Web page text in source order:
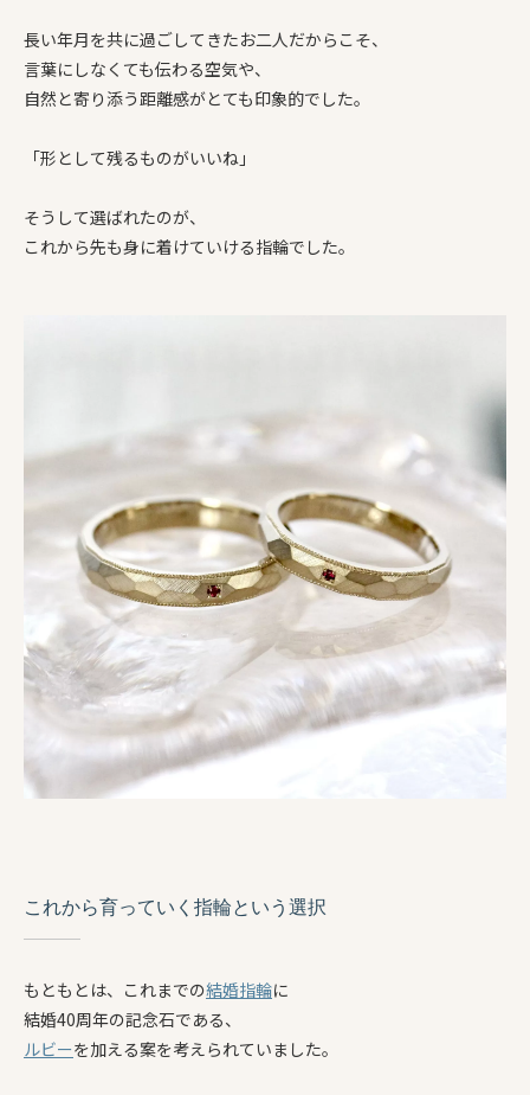
長い年月を共に過ごしてきたお二人だからこそ、
言葉にしなくても伝わる空気や、
自然と寄り添う距離感がとても印象的でした。
「形として残るものがいいね」
そうして選ばれたのが、
これから先も身に着けていける指輪でした。
これから育っていく指輪という選択
もともとは、これまでの結婚指輪に
結婚40周年の記念石である、
ルビーを加える案を考えられていました。